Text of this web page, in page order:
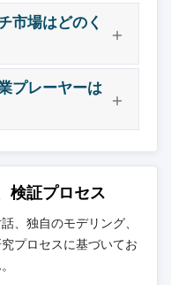
他
の他
ー
せんか？
る企業は厳選さ
網羅するもので
市場はどのく
プレーヤーは
検証プロセス
、独自のモデリング、
プロセスに基づいてお